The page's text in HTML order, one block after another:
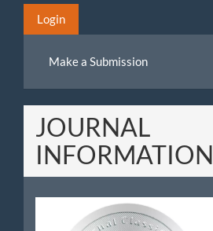
Login
Submission
Make a Submission
JOURNAL
INFORMATION